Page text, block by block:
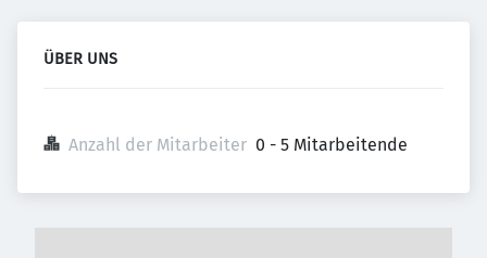
ÜBER UNS
Anzahl der Mitarbeiter 0 - 5 Mitarbeitende